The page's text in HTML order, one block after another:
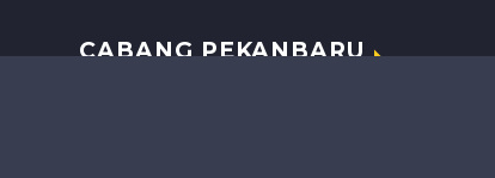
CABANG PEKANBARU